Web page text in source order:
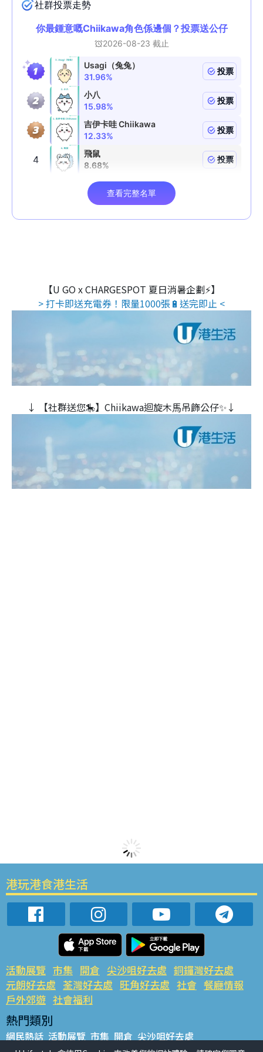
【U GO x CHARGESPOT 夏日消暑企劃⚡】
> 打卡即送充電券！限量1000張🔋送完即止 <
↓ 【社群送您🎠】Chiikawa迴旋木⾺吊飾公仔✨↓
港玩港食港生活
活動展覽 市集 開倉 尖沙咀好去處 銅鑼灣好去處
元朗好去處 荃灣好去處 旺角好去處 社會 餐廳情報
戶外郊遊 社會福利
熱門類別
網民熱話 活動展覽 市集 開倉 尖沙咀好去處